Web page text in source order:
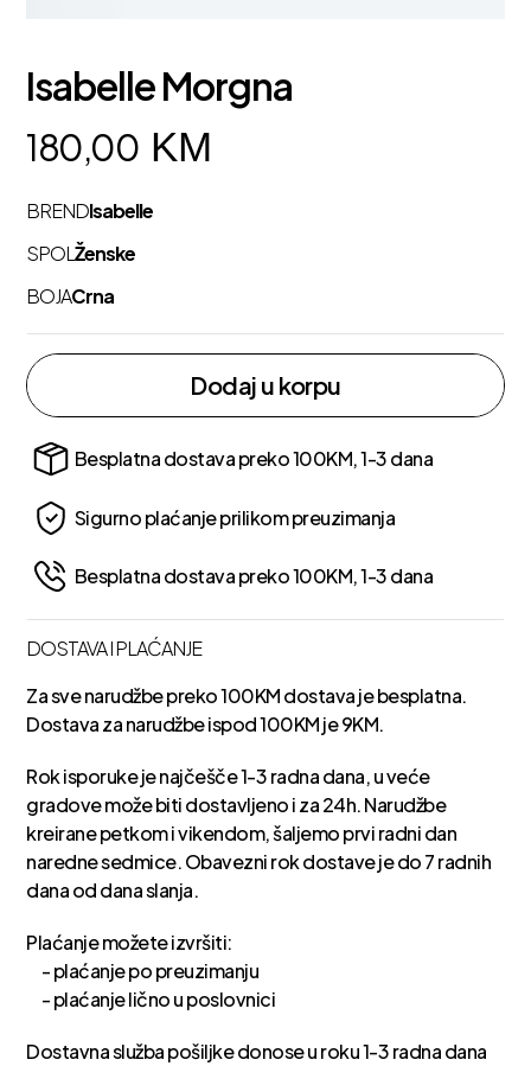
Isabelle Morgna
180,00 KM
BRENDIsabelle
SPOLŽenske
BOJACrna
Dodaj u korpu
Besplatna dostava preko 100KM, 1-3 dana
Sigurno plaćanje prilikom preuzimanja
Besplatna dostava preko 100KM, 1-3 dana
DOSTAVA I PLAĆANJE
Za sve narudžbe preko 100KM dostava je besplatna.
Dostava za narudžbe ispod 100KM je 9KM.
Rok isporuke je najčešče 1-3 radna dana, u veće
gradove može biti dostavljeno i za 24h. Narudžbe
kreirane petkom i vikendom, šaljemo prvi radni dan
naredne sedmice. Obavezni rok dostave je do 7 radnih
dana od dana slanja.
Plaćanje možete izvršiti:
- plaćanje po preuzimanju
- plaćanje lično u poslovnici
Dostavna služba pošiljke donose u roku 1-3 radna dana